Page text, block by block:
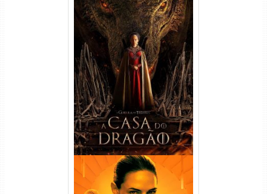
A Casa do Dragão 1ª
Temporada Torrent (2022)
WEB-DL 720p/1080p Dual
Áudio